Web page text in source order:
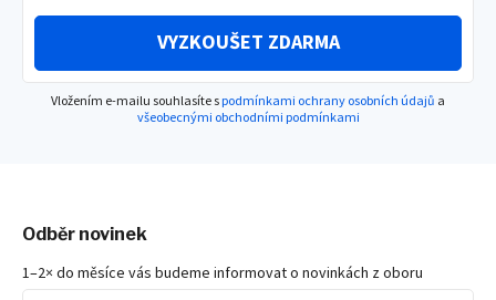
VYZKOUŠET ZDARMA
Vložením e-mailu souhlasíte spodmínkami ochrany osobních údajů a
všeobecnými obchodními podmínkami
Odběr novinek
1–2× do měsíce vás budeme informovat o novinkách z oboru